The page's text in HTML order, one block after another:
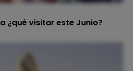
¿qué visitar este Junio?